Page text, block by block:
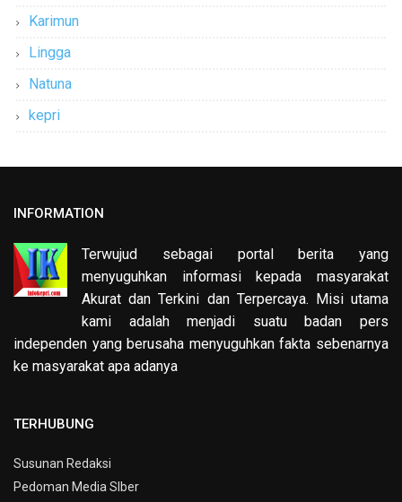
Karimun
Lingga
Natuna
kepri
INFORMATION
Terwujud sebagai portal berita yang
menyuguhkan informasi kepada masyarakat
Akurat dan Terkini dan Terpercaya. Misi utama
kami adalah menjadi suatu badan pers
independen yang berusaha menyuguhkan fakta sebenarnya
ke masyarakat apa adanya
TERHUBUNG
Susunan Redaksi
Pedoman Media SIber